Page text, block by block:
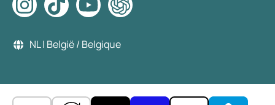
NL | België / Belgique